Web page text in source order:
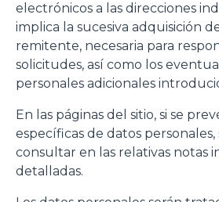
electrónicos a las direcciones
implica la sucesiva adquisición
remitente, necesaria para
solicitudes, así como los
personales adicionales
En las páginas del sitio, si se
específicas de datos
consultar en las relativas notas
detalladas.